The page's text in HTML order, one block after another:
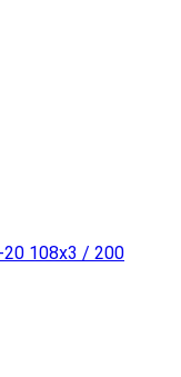
108x3 / 200